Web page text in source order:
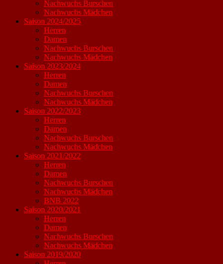
Nachwuchs Burschen
Nachwuchs Mädchen
Saison 2024/2025
Herren
Damen
Nachwuchs Burschen
Nachwuchs Mädchen
Saison 2023/2024
Herren
Damen
Nachwuchs Burschen
Nachwuchs Mädchen
Saison 2022/2023
Herren
Damen
Nachwuchs Burschen
Nachwuchs Mädchen
Saison 2021/2022
Herren
Damen
Nachwuchs Burschen
Nachwuchs Mädchen
BNB 2022
Saison 2020/2021
Herren
Damen
Nachwuchs Burschen
Nachwuchs Mädchen
Saison 2019/2020